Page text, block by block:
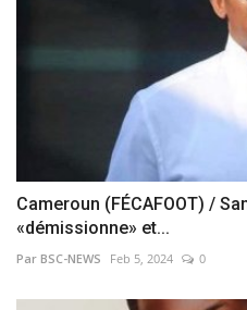
Cameroun (FÉCAFOOT) /
«démissionne» et...
Par BSC-NEWS Feb 5, 2024 0